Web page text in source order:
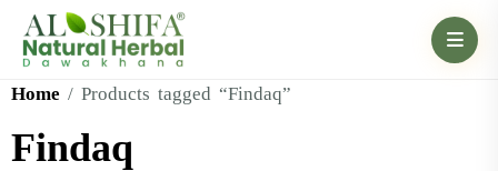
Home / Products tagged “Findaq”
Findaq